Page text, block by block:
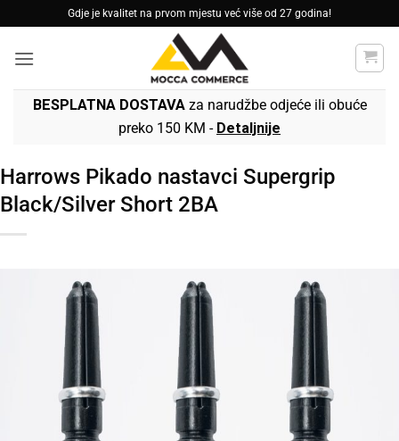
to
content
Gdje je kvalitet na prvom mjestu već više od 27 godina!
BESPLATNA DOSTAVAza narudžbe odjeće ili obuće
preko 150 KM - Detaljnije
Harrows Pikado nastavci Supergrip
Black/Silver Short 2BA